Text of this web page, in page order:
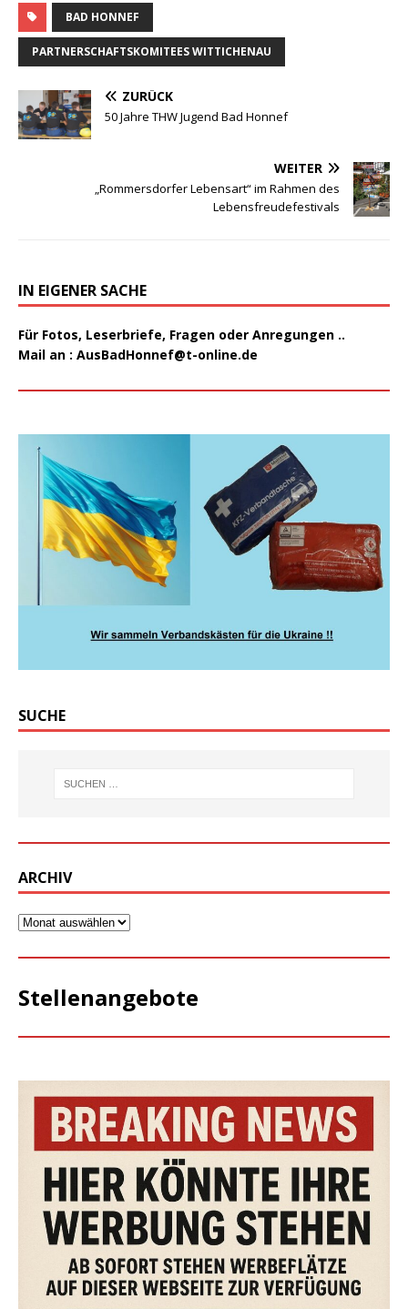
BAD HONNEF
PARTNERSCHAFTSKOMITEES WITTICHENAU
ZURÜCK
50 Jahre THW Jugend Bad Honnef
WEITER
„Rommersdorfer Lebensart“ im Rahmen des
Lebensfreudefestivals
IN EIGENER SACHE
Für Fotos, Leserbriefe, Fragen oder Anregungen ..
Mail an : AusBadHonnef@t-online.de
SUCHE
ARCHIV
Stellenangebote